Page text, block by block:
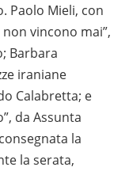
Paolo Mieli, con
vincono mai”,
Barbara
iraniane
Calabretta; e
da Assunta
la
la serata,